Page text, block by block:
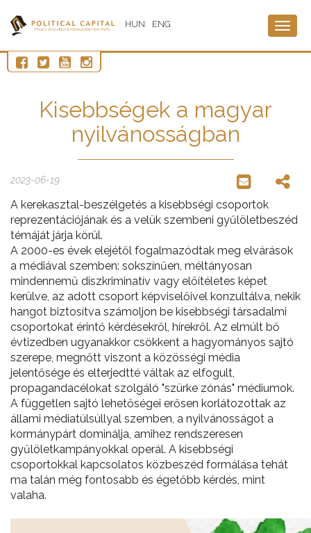
HUN ENG
Kisebbségek a magyar
nyilvánosságban
2023-06-19
A kerekasztal-beszélgetés a kisebbségi csoportok
reprezentációjának és a velük szembeni gyűlöletbeszéd
témáját járja körül.
A 2000-es évek elejétől fogalmazódtak meg elvárások
a médiával szemben: sokszínűen, méltányosan
mindennemű diszkriminatív vagy előítéletes képet
kerülve, az adott csoport képviselőivel konzultálva, nekik
hangot biztosítva számoljon be kisebbségi társadalmi
csoportokat érintő kérdésekről, hírekről. Az elmúlt bő
évtizedben ugyanakkor csökkent a hagyományos sajtó
szerepe, megnőtt viszont a közösségi média
jelentősége és elterjedtté váltak az elfogult,
propagandacélokat szolgáló "szürke zónás" médiumok.
A független sajtó lehetőségei erősen korlátozottak az
állami médiatúlsúllyal szemben, a nyilvánosságot a
kormánypárt dominálja, amihez rendszeresen
gyűlöletkampányokkal operál. A kisebbségi
csoportokkal kapcsolatos közbeszéd formálása tehát
ma talán még fontosabb és égetőbb kérdés, mint
valaha.